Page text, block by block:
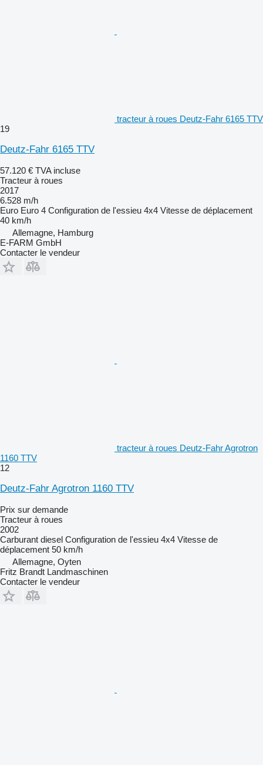
tracteur à roues Deutz-Fahr 6165 TTV
19
Deutz-Fahr 6165 TTV
57.120 € TVA incluse
Tracteur à roues
2017
6.528 m/h
Euro Euro 4 Configuration de l'essieu 4x4 Vitesse de déplacement
40 km/h
Allemagne, Hamburg
E-FARM GmbH
Contacter le vendeur
tracteur à roues Deutz-Fahr Agrotron
1160 TTV
12
Deutz-Fahr Agrotron 1160 TTV
Prix sur demande
Tracteur à roues
2002
Carburant diesel Configuration de l'essieu 4x4 Vitesse de
déplacement 50 km/h
Allemagne, Oyten
Fritz Brandt Landmaschinen
Contacter le vendeur